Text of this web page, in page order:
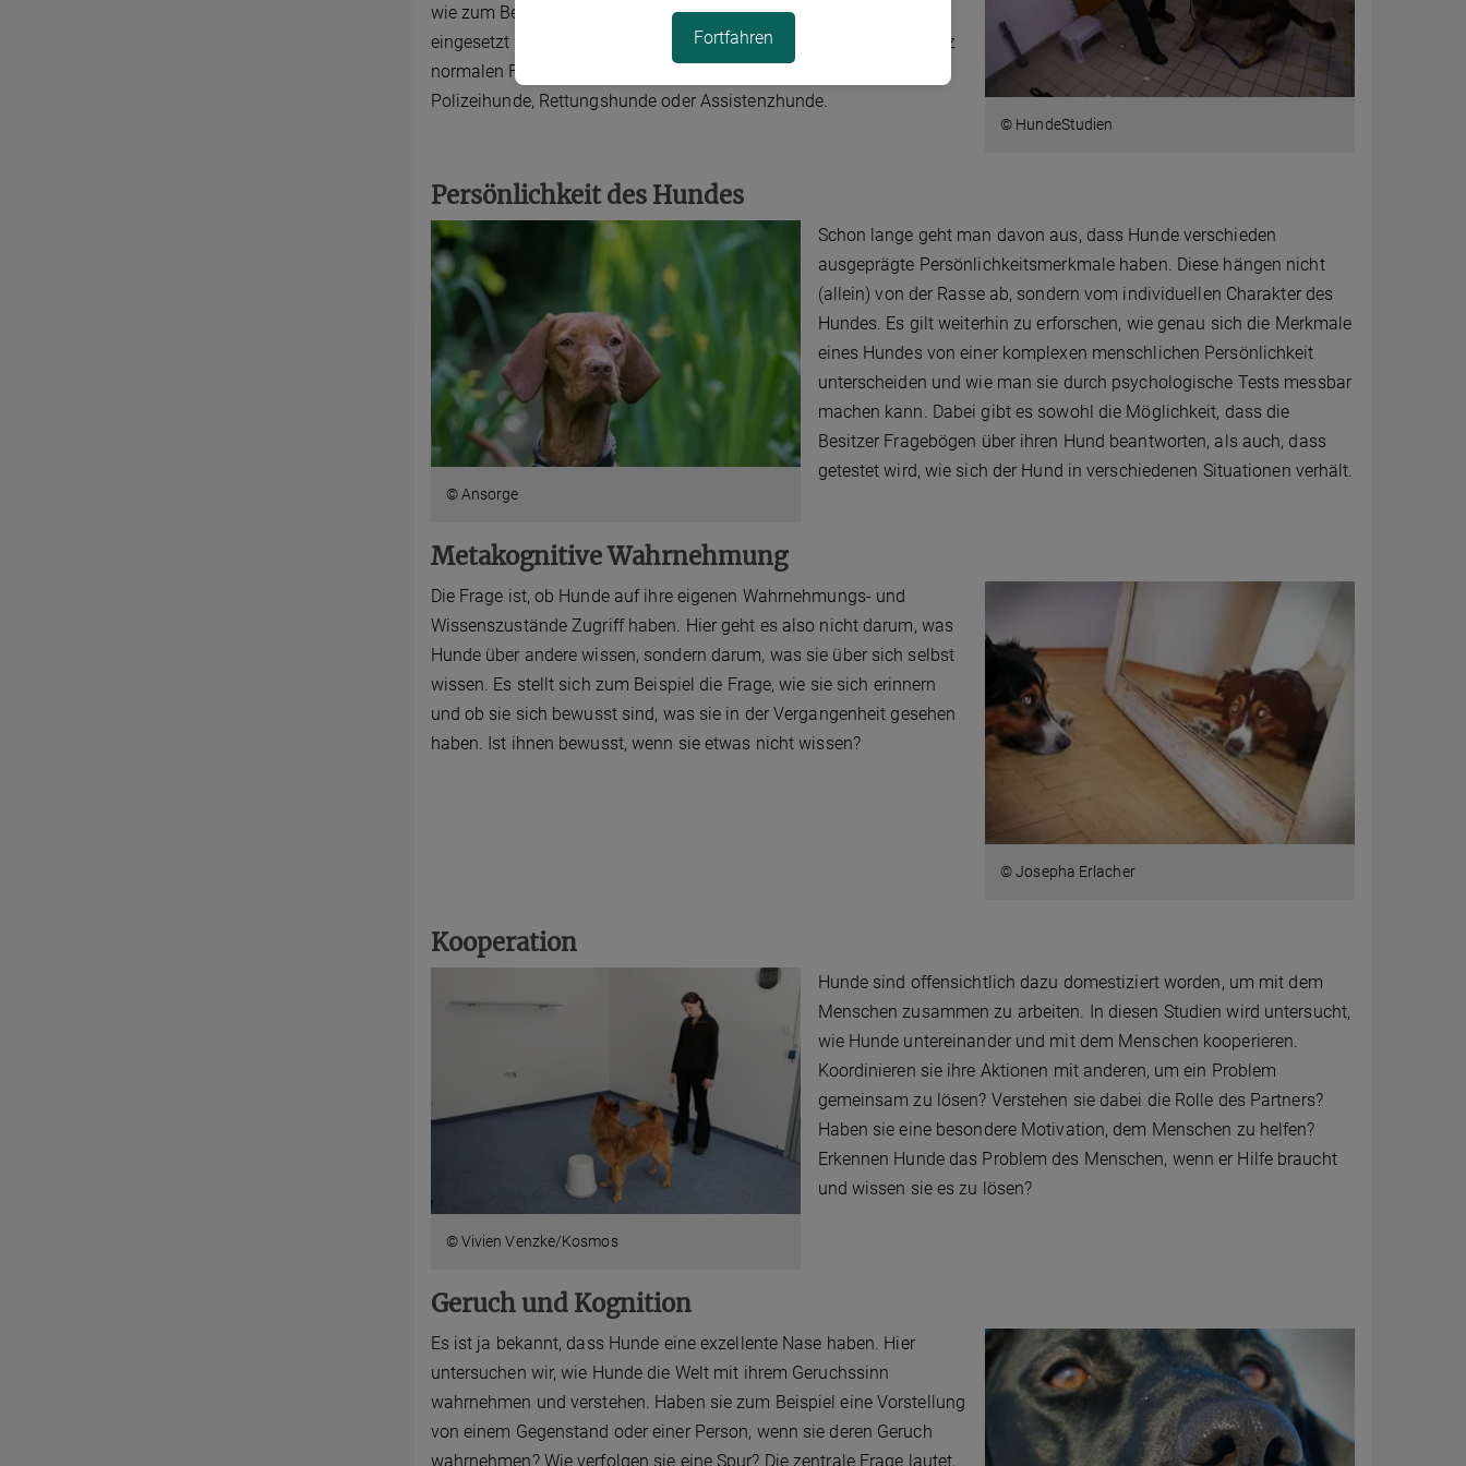
© HundeStudien
wie zum Beispiel wenn sie Blinde führen oder bei der Polizei
eingesetzt werden. Deshalb testen wir in diesem Projekt neben ganz
normalen Familienhunden auch verschiedene Arbeitshunde wie
Polizeihunde, Rettungshunde oder Assistenzhunde.
Persönlichkeit des Hundes
© Ansorge
Schon lange geht man davon aus, dass Hunde verschieden
ausgeprägte Persönlichkeitsmerkmale haben. Diese hängen nicht
(allein) von der Rasse ab, sondern vom individuellen Charakter des
Hundes. Es gilt weiterhin zu erforschen, wie genau sich die Merkmale
eines Hundes von einer komplexen menschlichen Persönlichkeit
unterscheiden und wie man sie durch psychologische Tests messbar
machen kann. Dabei gibt es sowohl die Möglichkeit, dass die
Besitzer Fragebögen über ihren Hund beantworten, als auch, dass
getestet wird, wie sich der Hund in verschiedenen Situationen verhält.
Metakognitive Wahrnehmung
© Josepha Erlacher
Die Frage ist, ob Hunde auf ihre eigenen Wahrnehmungs- und
Wissenszustände Zugriff haben. Hier geht es also nicht darum, was
Hunde über andere wissen, sondern darum, was sie über sich selbst
wissen. Es stellt sich zum Beispiel die Frage, wie sie sich erinnern
und ob sie sich bewusst sind, was sie in der Vergangenheit gesehen
haben. Ist ihnen bewusst, wenn sie etwas nicht wissen?
Kooperation
© Vivien Venzke/Kosmos
Hunde sind offensichtlich dazu domestiziert worden, um mit dem
Menschen zusammen zu arbeiten. In diesen Studien wird untersucht,
wie Hunde untereinander und mit dem Menschen kooperieren.
Koordinieren sie ihre Aktionen mit anderen, um ein Problem
gemeinsam zu lösen? Verstehen sie dabei die Rolle des Partners?
Haben sie eine besondere Motivation, dem Menschen zu helfen?
Erkennen Hunde das Problem des Menschen, wenn er Hilfe braucht
und wissen sie es zu lösen?
Geruch und Kognition
Es ist ja bekannt, dass Hunde eine exzellente Nase haben. Hier
untersuchen wir, wie Hunde die Welt mit ihrem Geruchssinn
wahrnehmen und verstehen. Haben sie zum Beispiel eine Vorstellung
von einem Gegenstand oder einer Person, wenn sie deren Geruch
wahrnehmen? Wie verfolgen sie eine Spur? Die zentrale Frage lautet,
Fortfahren